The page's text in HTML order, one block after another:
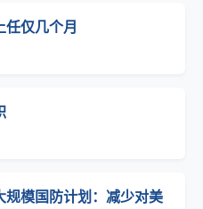
仅几个月
模国防计划：减少对美